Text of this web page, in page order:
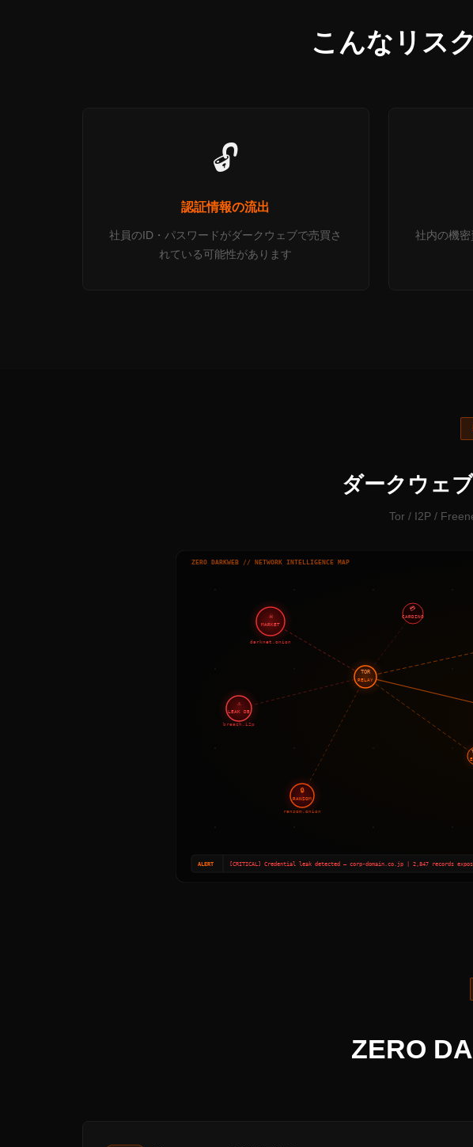
こんなリス
🔓
認証情報の流出
社員のID・パスワードがダークウェブで売買さ
れている可能性があります
社内の機
ダークウェ
Tor / I2P /
☠
MARKET
darknet.onion
⚠
LEAK DB
breach.i2p
🔒
RANSOM
ransom.onion
💳
CARDING
TOR
RELAY
ALERT [CRITICAL] Credential leak detected — corp-domain.co.jp | 2,847 records
ZERO DARKWEB // NETWORK INTELLIGENCE MAP
ZERO